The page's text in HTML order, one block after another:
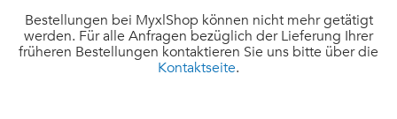
Bestellungen bei MyxlShop können nicht mehr getätigt
werden. Für alle Anfragen bezüglich der Lieferung Ihrer
früheren Bestellungen kontaktieren Sie uns bitte über die
Kontaktseite.